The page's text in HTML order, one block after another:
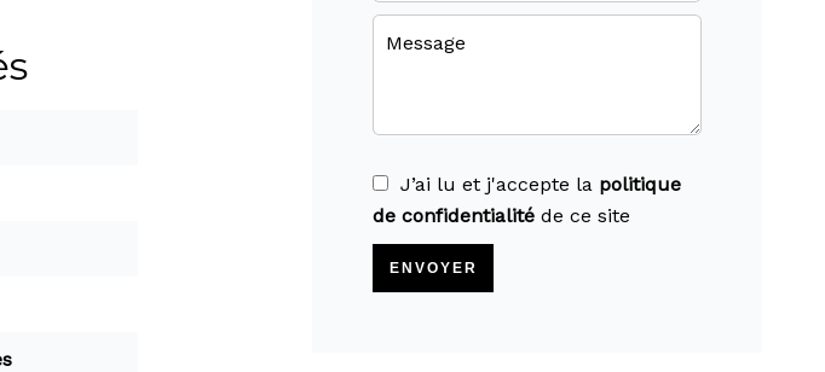
J’ai lu et j'accepte la politique
de confidentialité de ce site
ENVOYER